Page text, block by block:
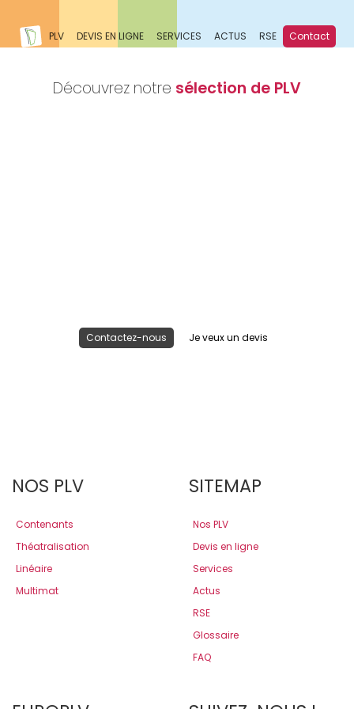
PLV DEVIS EN LIGNE SERVICES ACTUS RSE Contact
Découvrez notre sélection de PLV
Contactez-nous Je veux un devis
NOS PLV
Contenants
Théatralisation
Linéaire
Multimat
SITEMAP
Nos PLV
Devis en ligne
Services
Actus
RSE
Glossaire
FAQ